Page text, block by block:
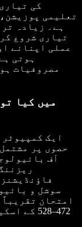
تعلیمی
تیاری شروع
عملی اپنانے
ہوتی
مصروفیات
حصوں پر
آف
سوشل و